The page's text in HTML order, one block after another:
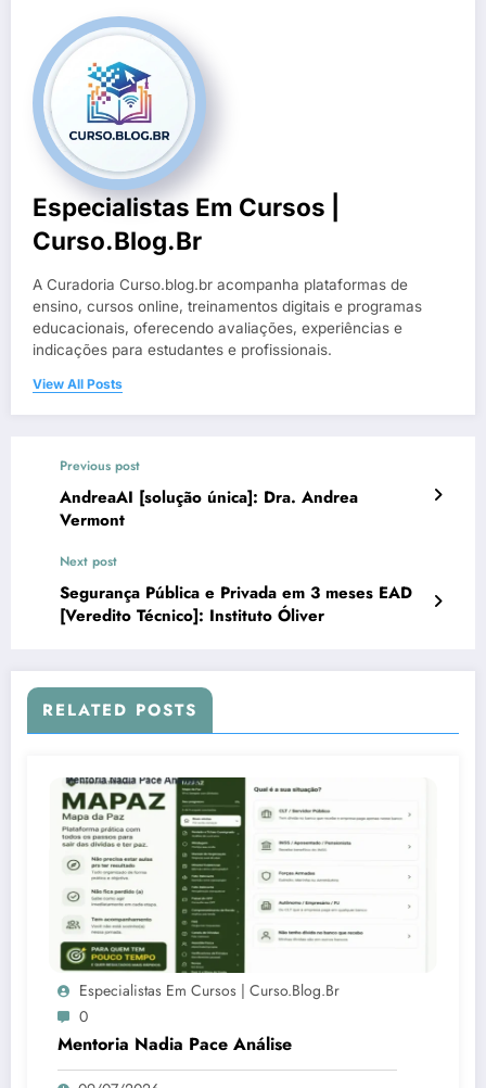
Especialistas Em Cursos |
Curso.blog.br
A Curadoria Curso.blog.br acompanha plataformas de
ensino, cursos online, treinamentos digitais e programas
educacionais, oferecendo avaliações, experiências e
indicações para estudantes e profissionais.
View All Posts
Previous post
AndreaAI [solução única]: Dra. Andrea
Vermont
Next post
Segurança Pública e Privada em 3 meses EAD
[Veredito Técnico]: Instituto Óliver
RELATED POSTS
Especialistas Em Cursos | Curso.blog.br
0
Mentoria Nadia Pace Análise